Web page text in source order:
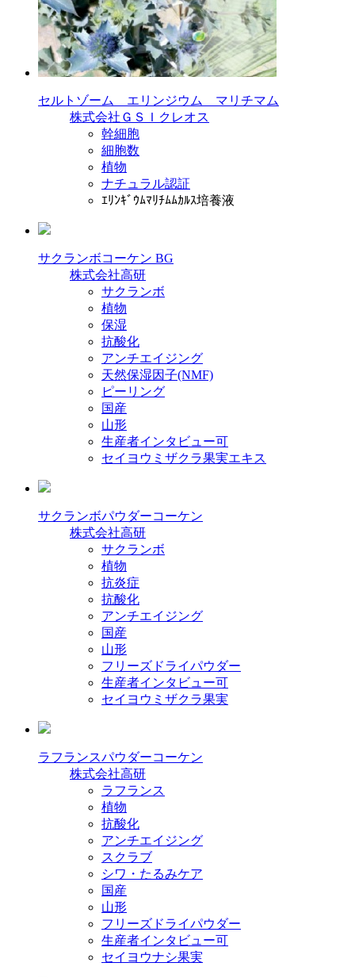
セルトゾーム エリンジウム マリチマム
株式会社ＧＳＩクレオス
幹細胞
細胞数
植物
ナチュラル認証
ｴﾘﾝｷﾞｳﾑﾏﾘﾁﾑﾑｶﾙｽ培養液
サクランボコーケン BG
株式会社高研
サクランボ
植物
保湿
抗酸化
アンチエイジング
天然保湿因子(NMF)
ピーリング
国産
山形
生産者インタビュー可
セイヨウミザクラ果実エキス
サクランボパウダーコーケン
株式会社高研
サクランボ
植物
抗炎症
抗酸化
アンチエイジング
国産
山形
フリーズドライパウダー
生産者インタビュー可
セイヨウミザクラ果実
ラフランスパウダーコーケン
株式会社高研
ラフランス
植物
抗酸化
アンチエイジング
スクラブ
シワ・たるみケア
国産
山形
フリーズドライパウダー
生産者インタビュー可
セイヨウナシ果実